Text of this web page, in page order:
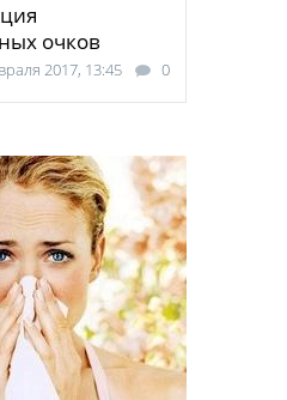
очков
2017, 13:45 0